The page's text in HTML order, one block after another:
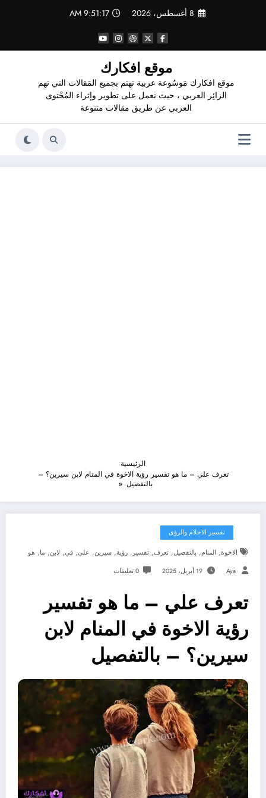
8 أغسطس، 2026 9:51:18 AM
موقع افكارك
موقع افكارك مَوسُوعة عربية تهتم بجميع المَقالات التي تهم
الزائِر العربي ، حيث نعمل على تطوير وإثراء المُحْتوى
العربي عن طريق مقالات متنوعة
الرئيسية
تعرف علي – ما هو تفسير رؤية الاخوة في المنام لابن سيرين؟ –
بالتفصيل
تفسير الاحلام والرؤى
الاخوة, المنام, بالتفصيل, تعرف, تفسير , رؤية, سيرين, علي, في, لابن, ما, هو
Aya 19 أبريل، 2025 0 تعليقات
تعرف علي – ما هو تفسير
رؤية الاخوة في المنام لابن
سيرين؟ – بالتفصيل